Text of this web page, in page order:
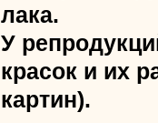
лака.
У
красок и их
картин).